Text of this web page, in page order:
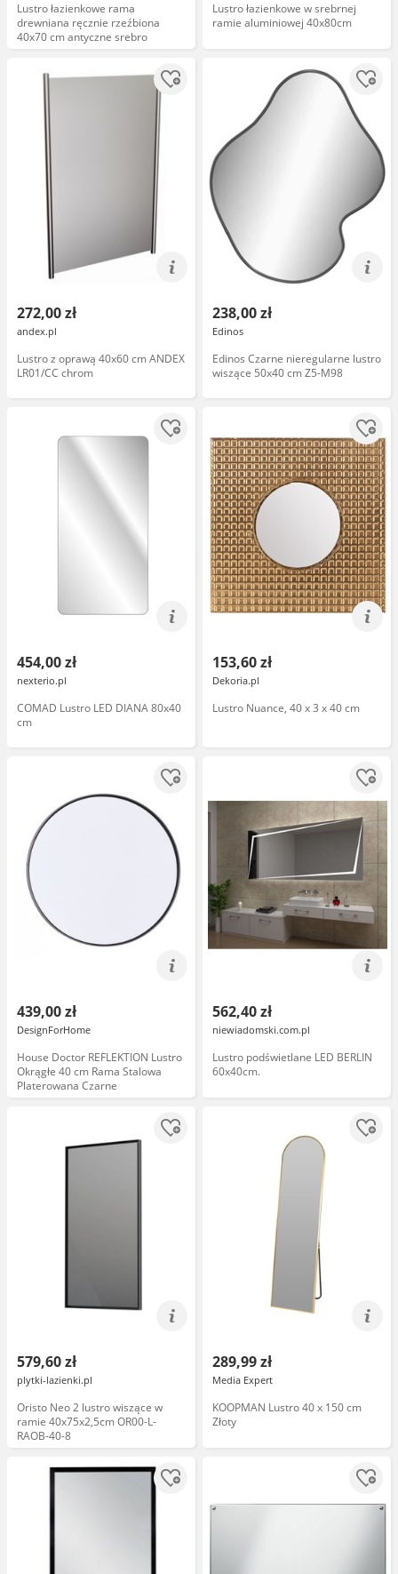
Lustro łazienkowe rama
drewniana ręcznie rzeźbiona
40x70 cm antyczne srebro
Lustro łazienkowe w srebrnej
ramie aluminiowej 40x80cm
272,00 zł
andex.pl
Lustro z oprawą 40x60 cm ANDEX
LR01/CC chrom
238,00 zł
Edinos
Edinos Czarne nieregularne lustro
wiszące 50x40 cm Z5-M98
454,00 zł
nexterio.pl
COMAD Lustro LED DIANA 80x40
cm
153,60 zł
Dekoria.pl
Lustro Nuance, 40 x 3 x 40 cm
439,00 zł
DesignForHome
House Doctor REFLEKTION Lustro
Okrągłe 40 cm Rama Stalowa
Platerowana Czarne
562,40 zł
niewiadomski.com.pl
Lustro podświetlane LED BERLIN
60x40cm.
579,60 zł
plytki-lazienki.pl
Oristo Neo 2 lustro wiszące w
ramie 40x75x2,5cm OR00-L-
RAOB-40-8
289,99 zł
Media Expert
KOOPMAN Lustro 40 x 150 cm
Złoty